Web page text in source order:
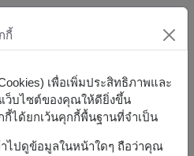
ดอย่างประณีตด้วยดอกไม้สด
บเขียว สื่อถึงความบริสุทธิ์
วงเวลาที่น่าจดจำ
FLV503,FLV510
กี้
เพื่อเพิ่มประสิทธิภาพและ
ว็บไซต์ของคุณให้ดียิ่งขึ้น
ได้ยกเว้นคุกกี้พื้นฐานที่จำเป็น
ไปดูข้อมูลในหน้าใดๆ ถือว่าคุณ